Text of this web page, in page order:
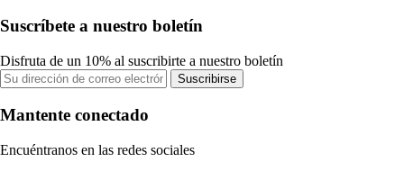
Suscríbete a nuestro boletín
Disfruta de un 10% al suscribirte a nuestro boletín
Suscribirse
Mantente conectado
Encuéntranos en las redes sociales